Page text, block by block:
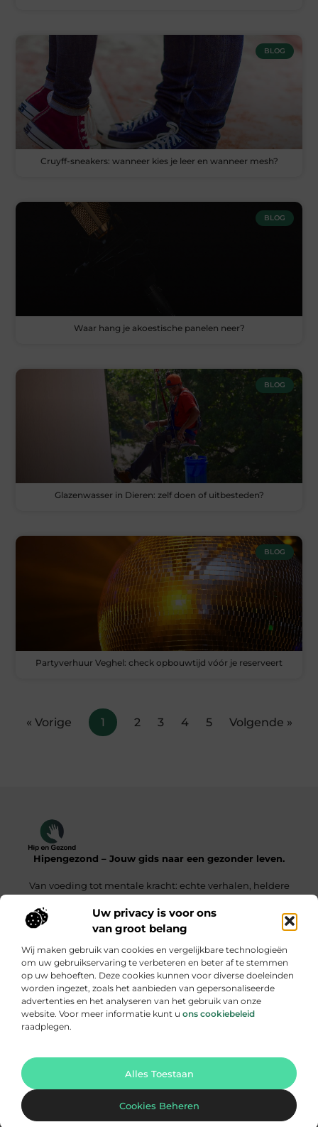
Uw privacy is voor ons
van groot belang
Wij maken gebruik van cookies en vergelijkbare technologieën
om uw gebruikservaring te verbeteren en beter af te stemmen
op uw behoeften. Deze cookies kunnen voor diverse doeleinden
worden ingezet, zoals het aanbieden van gepersonaliseerde
advertenties en het analyseren van het gebruik van onze
website. Voor meer informatie kunt u ons cookiebeleid
raadplegen.
Alles Toestaan
Cookies Beheren
Ga Naar
BLOG
Cruyff-sneakers: wanneer kies je leer en wanneer mesh?
BLOG
Waar hang je akoestische panelen neer?
BLOG
Glazenwasser in Dieren: zelf doen of uitbesteden?
BLOG
Partyverhuur Veghel: check opbouwtijd vóór je reserveert
« Vorige 1 2 3 4 5 Volgende »
Hipengezond – Jouw gids naar een gezonder leven.
Van voeding tot mentale kracht: echte verhalen, heldere
Onze informatie
Bericht categorie
@2025 hipengezond. All Right Reserved.